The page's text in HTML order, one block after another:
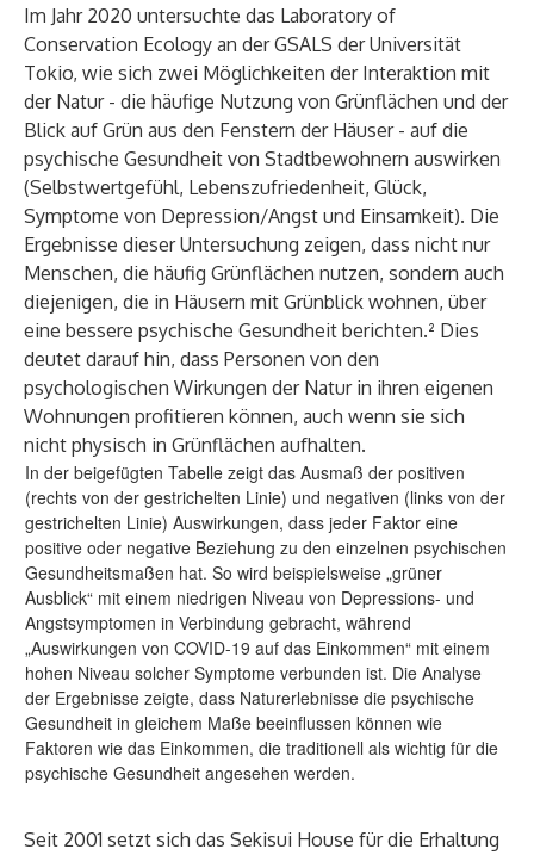
Im Jahr 2020 untersuchte das Laboratory of
Conservation Ecology an der GSALS der Universität
Tokio, wie sich zwei Möglichkeiten der Interaktion mit
der Natur - die häufige Nutzung von Grünflächen und der
Blick auf Grün aus den Fenstern der Häuser - auf die
psychische Gesundheit von Stadtbewohnern auswirken
(Selbstwertgefühl, Lebenszufriedenheit, Glück,
Symptome von Depression/Angst und Einsamkeit). Die
Ergebnisse dieser Untersuchung zeigen, dass nicht nur
Menschen, die häufig Grünflächen nutzen, sondern auch
diejenigen, die in Häusern mit Grünblick wohnen, über
eine bessere psychische Gesundheit berichten.² Dies
deutet darauf hin, dass Personen von den
psychologischen Wirkungen der Natur in ihren eigenen
Wohnungen profitieren können, auch wenn sie sich
nicht physisch in Grünflächen aufhalten.
In der beigefügten Tabelle zeigt das Ausmaß der positiven
(rechts von der gestrichelten Linie) und negativen (links von der
gestrichelten Linie) Auswirkungen, dass jeder Faktor eine
positive oder negative Beziehung zu den einzelnen psychischen
Gesundheitsmaßen hat. So wird beispielsweise „grüner
Ausblick“ mit einem niedrigen Niveau von Depressions- und
Angstsymptomen in Verbindung gebracht, während
„Auswirkungen von COVID-19 auf das Einkommen“ mit einem
hohen Niveau solcher Symptome verbunden ist. Die Analyse
der Ergebnisse zeigte, dass Naturerlebnisse die psychische
Gesundheit in gleichem Maße beeinflussen können wie
Faktoren wie das Einkommen, die traditionell als wichtig für die
psychische Gesundheit angesehen werden.
Seit 2001 setzt sich das Sekisui House für die Erhaltung